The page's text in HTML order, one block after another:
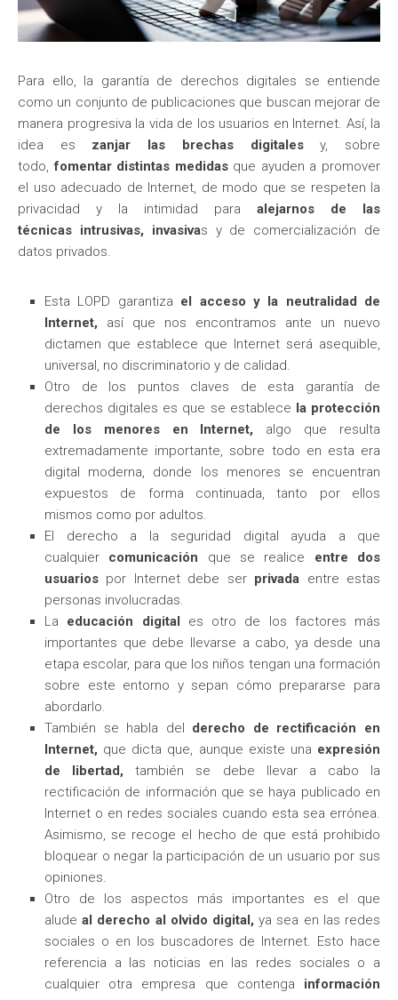
Para ello, la garantía de derechos digitales se entiende
como un conjunto de publicaciones que buscan mejorar de
manera progresiva la vida de los usuarios en Internet. Así, la
idea es zanjar las brechas digitalesy, sobre
todo,fomentar distintas medidas que ayuden a promover
el uso adecuado de Internet, de modo que se respeten la
privacidad y la intimidad para alejarnos de las
técnicas intrusivas, invasivas y de comercialización de
datos privados.
Esta LOPD garantiza el acceso y la neutralidad de
Internet, así que nos encontramos ante un nuevo
dictamen que establece que Internet será asequible,
universal, no discriminatorio y de calidad.
Otro de los puntos claves de esta garantía de
derechos digitales es que se establece la protección
de los menores en Internet, algo que resulta
extremadamente importante, sobre todo en esta era
digital moderna, donde los menores se encuentran
expuestos de forma continuada, tanto por ellos
mismos como por adultos.
El derecho a la seguridad digital ayuda a que
cualquier comunicación que se realice entre dos
usuarios por Internet debe ser privada entre estas
personas involucradas.
La educación digital es otro de los factores más
importantes que debe llevarse a cabo, ya desde una
etapa escolar, para que los niños tengan una formación
sobre este entorno y sepan cómo prepararse para
abordarlo.
También se habla del derecho de rectificación en
Internet, que dicta que, aunque existe una expresión
de libertad, también se debe llevar a cabo la
rectificación de información que se haya publicado en
Internet o en redes sociales cuando esta sea errónea.
Asimismo, se recoge el hecho de que está prohibido
bloquear o negar la participación de un usuario por sus
opiniones.
Otro de los aspectos más importantes es el que
alude al derecho al olvido digital,ya sea en las redes
sociales o en los buscadores de Internet. Esto hace
referencia a las noticias en las redes sociales o a
cualquier otra empresa que contenga información